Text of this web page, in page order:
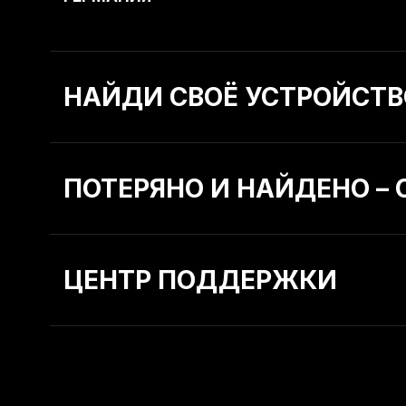
НАЙДИ СВОЁ
ПОТЕРЯНО И НАЙДЕНО –
ЦЕНТР ПОДДЕРЖКИ